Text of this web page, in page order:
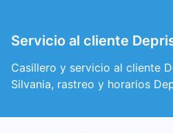
Servicio al cliente
Casillero y servicio al cliente
Silvania, rastreo y horarios